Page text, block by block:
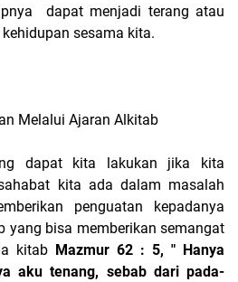
dapat menjadi terang atau
sesama kita.
Melalui Ajaran Alkitab
dapat kita lakukan jika kita
kita ada dalam masalah
penguatan kepadanya
yang bisa memberikan semangat
kitab Mazmur 62 : 5, " Hanya
aku tenang, sebab dari pada-